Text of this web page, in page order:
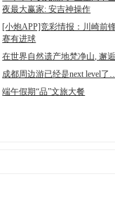
夜最大赢家: 安吉神操作
[小炮APP]竞彩情报：川崎前
赛有进球
在世界自然遗产地梵净山, 邂
成都周边游已经是next level了
端午假期“品”文旅大餐